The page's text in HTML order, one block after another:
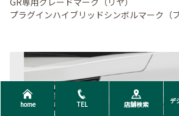
プラグインハイブリッドシンボルマーク（ブ
home TEL 店舗検索
デ